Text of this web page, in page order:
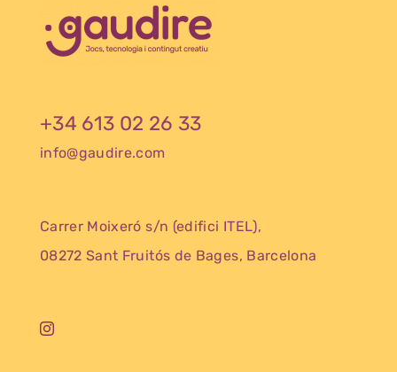
+34 613 02 26 33
info@gaudire.com
Carrer Moixeró s/n (edifici ITEL),
08272 Sant Fruitós de Bages, Barcelona